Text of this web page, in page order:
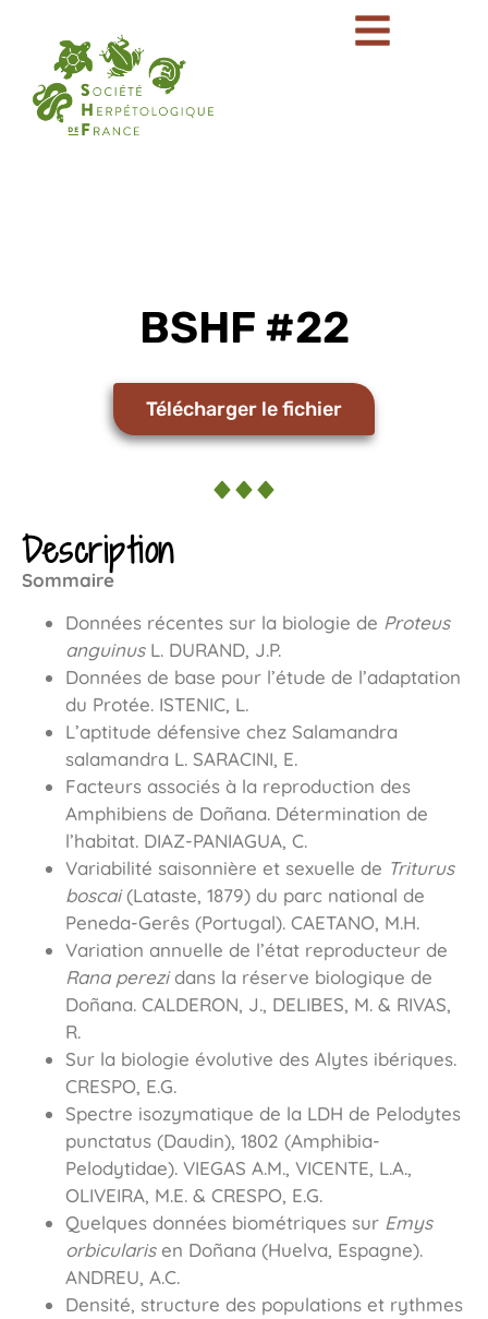
BSHF #22
Télécharger le fichier
Description
Sommaire
Données récentes sur la biologie de Proteus
anguinusL. DURAND, J.P.
Données de base pour l’étude de l’adaptation
du Protée. ISTENIC, L.
L’aptitude défensive chez Salamandra
salamandra L. SARACINI, E.
Facteurs associés à la reproduction des
Amphibiens de Doñana. Détermination de
l’habitat. DIAZ-PANIAGUA, C.
Variabilité saisonnière et sexuelle de Triturus
boscai(Lataste, 1879) du parc national de
Peneda-Gerês (Portugal). CAETANO, M.H.
Variation annuelle de l’état reproducteur de
Rana perezidans la réserve biologique de
Doñana. CALDERON, J., DELIBES, M. & RIVAS,
R.
Sur la biologie évolutive des Alytes ibériques.
CRESPO, E.G.
Spectre isozymatique de la LDH de Pelodytes
punctatus (Daudin), 1802 (Amphibia-
Pelodytidae). VIEGAS A.M., VICENTE, L.A.,
OLIVEIRA, M.E. & CRESPO, E.G.
Quelques données biométriques sur Emys
orbicularisen Doñana (Huelva, Espagne).
ANDREU, A.C.
Densité, structure des populations et rythmes